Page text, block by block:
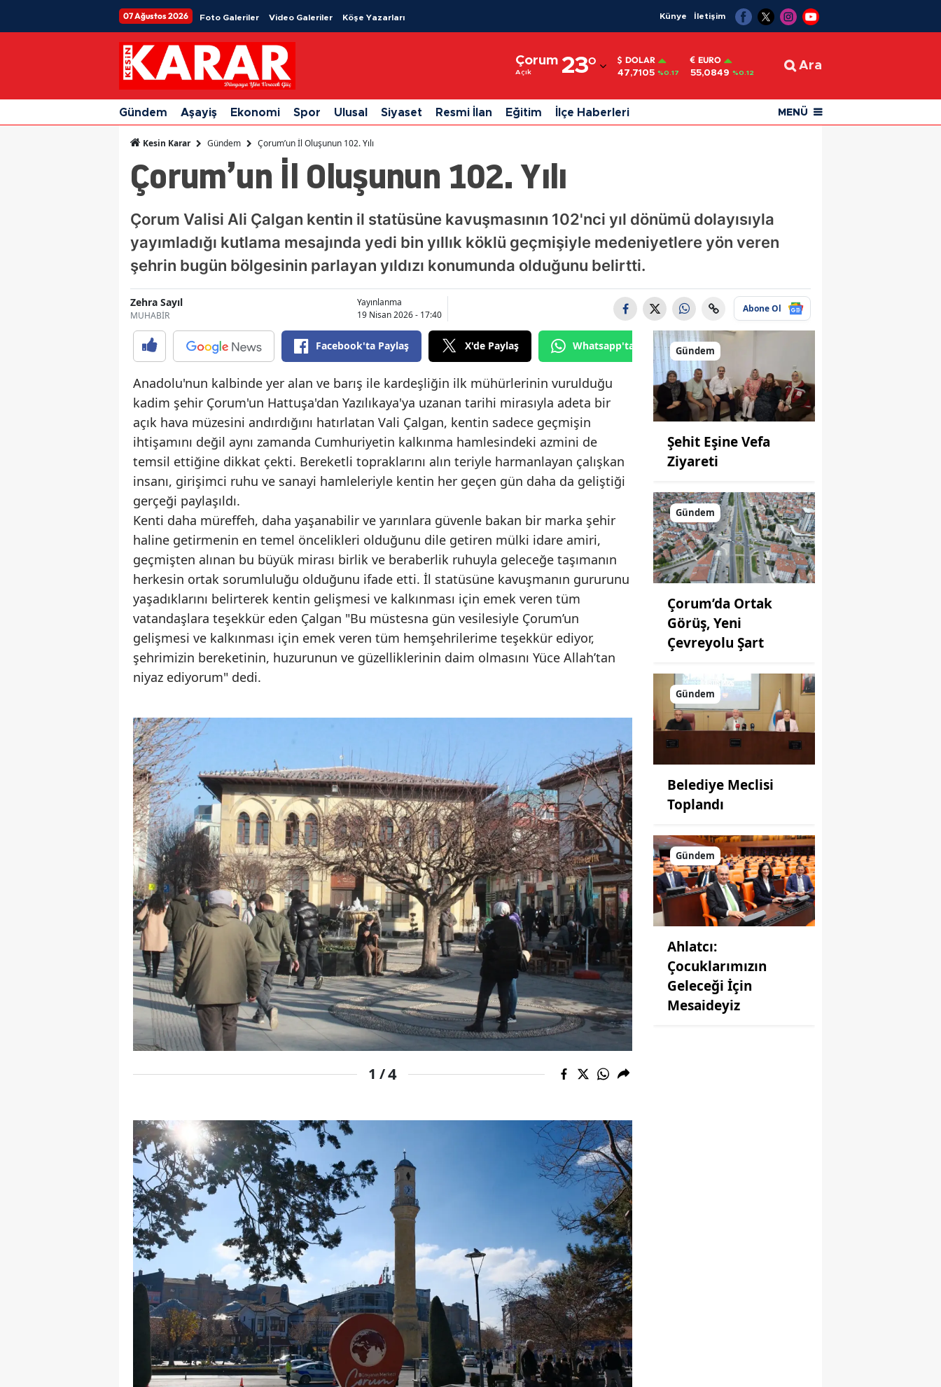
07 Ağustos 2026 Foto Galeriler Video Galeriler Köşe Yazarları Künye İletişim
Çorum
Açık 23°
Adıyaman
Afyonkarahisar
Ağrı
Ankara
Antalya
Artvin
Aydın
Bilecik
Bingöl
Bitlis
Bolu
Burdur
Bursa
Çankırı
Çorum
Denizli
Diyarbakır
Edirne
Eskişehir
Gaziantep
Giresun
Gümüşhane
Hakkari
Hatay
Isparta
Mersin
İzmir
Kastamonu
Kırklareli
Kırşehir
Kocaeli
Konya
Kütahya
Malatya
Manisa
Kahramanmaraş
Mardin
DOLAR
47,7105 %0.17
EURO
55,0849 %0.12
Ara
Gündem Aşayiş Ekonomi Spor Ulusal Siyaset Resmi İlan Eğitim İlçe Haberleri MENÜ
Kesin Karar Gündem Çorum’un İl Oluşunun 102. Yılı
Çorum’un İl Oluşunun 102. Yılı
Çorum Valisi Ali Çalgan kentin il statüsüne kavuşmasının 102'nci yıl dönümü dolayısıyla
yayımladığı kutlama mesajında yedi bin yıllık köklü geçmişiyle medeniyetlere yön veren
şehrin bugün bölgesinin parlayan yıldızı konumunda olduğunu belirtti.
Zehra Sayıl
MUHABİR
Yayınlanma
19 Nisan 2026 - 17:40
Abone Ol
Facebook'ta Paylaş X'de Paylaş Whatsapp'tan Gönder
Anadolu'nun kalbinde yer alan ve barış ile kardeşliğin ilk mühürlerinin vurulduğu
kadim şehir Çorum'un Hattuşa'dan Yazılıkaya'ya uzanan tarihi mirasıyla adeta bir
açık hava müzesini andırdığını hatırlatan Vali Çalgan, kentin sadece geçmişin
ihtişamını değil aynı zamanda Cumhuriyetin kalkınma hamlesindeki azmini de
temsil ettiğine dikkat çekti. Bereketli topraklarını alın teriyle harmanlayan çalışkan
insanı, girişimci ruhu ve sanayi hamleleriyle kentin her geçen gün daha da geliştiği
gerçeği paylaşıldı.
Kenti daha müreffeh, daha yaşanabilir ve yarınlara güvenle bakan bir marka şehir
haline getirmenin en temel öncelikleri olduğunu dile getiren mülki idare amiri,
geçmişten alınan bu büyük mirası birlik ve beraberlik ruhuyla geleceğe taşımanın
herkesin ortak sorumluluğu olduğunu ifade etti. İl statüsüne kavuşmanın gururunu
yaşadıklarını belirterek kentin gelişmesi ve kalkınması için emek veren tüm
vatandaşlara teşekkür eden Çalgan "Bu müstesna gün vesilesiyle Çorum’un
gelişmesi ve kalkınması için emek veren tüm hemşehrilerime teşekkür ediyor,
şehrimizin bereketinin, huzurunun ve güzelliklerinin daim olmasını Yüce Allah’tan
niyaz ediyorum" dedi.
1 /4
Gündem
Şehit Eşine Vefa
Ziyareti
Gündem
Çorum’da Ortak
Görüş, Yeni
Çevreyolu Şart
Gündem
Belediye Meclisi
Toplandı
Gündem
Ahlatcı:
Çocuklarımızın
Geleceği İçin
Mesaideyiz